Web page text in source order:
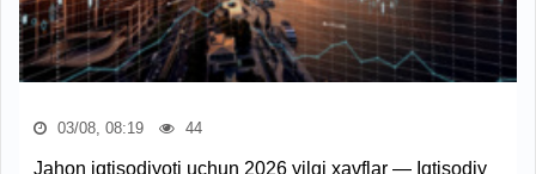
03/08, 08:19 44
Jahon iqtisodiyoti uchun 2026 yilgi xavflar — Iqtisodiy